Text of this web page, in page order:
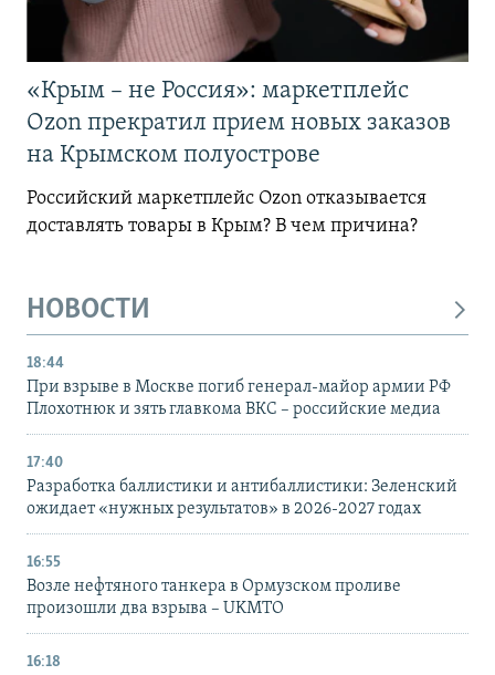
«Крым – не Россия»: маркетплейс
Ozon прекратил прием новых заказов
на Крымском полуострове
Российский маркетплейс Ozon отказывается
доставлять товары в Крым? В чем причина?
НОВОСТИ
18:44
При взрыве в Москве погиб генерал-майор армии РФ
Плохотнюк и зять главкома ВКС – российские медиа
17:40
Разработка баллистики и антибаллистики: Зеленский
ожидает «нужных результатов» в 2026-2027 годах
16:55
Возле нефтяного танкера в Ормузском проливе
произошли два взрыва – UKMTO
16:18